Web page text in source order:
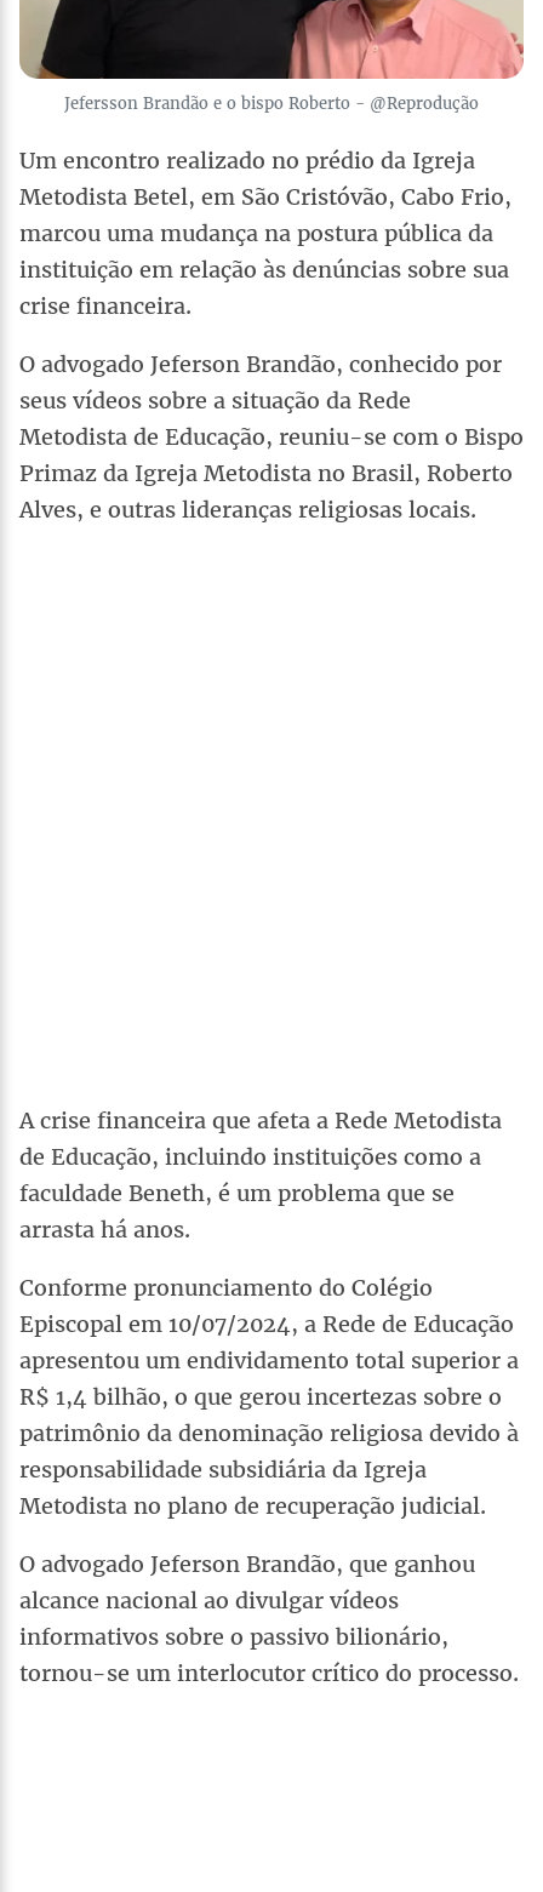
Jefersson Brandão e o bispo Roberto - @Reprodução
Um encontro realizado no prédio da Igreja
Metodista Betel, em São Cristóvão, Cabo Frio,
marcou uma mudança na postura pública da
instituição em relação às denúncias sobre sua
crise financeira.
O advogado Jeferson Brandão, conhecido por
seus vídeos sobre a situação da Rede
Metodista de Educação, reuniu-se com o Bispo
Primaz da Igreja Metodista no Brasil, Roberto
Alves, e outras lideranças religiosas locais.
A crise financeira que afeta a Rede Metodista
de Educação, incluindo instituições como a
faculdade Beneth, é um problema que se
arrasta há anos.
Conforme pronunciamento do Colégio
Episcopal em 10/07/2024, a Rede de Educação
apresentou um endividamento total superior a
R$ 1,4 bilhão, o que gerou incertezas sobre o
patrimônio da denominação religiosa devido à
responsabilidade subsidiária da Igreja
Metodista no plano de recuperação judicial.
O advogado Jeferson Brandão, que ganhou
alcance nacional ao divulgar vídeos
informativos sobre o passivo bilionário,
tornou-se um interlocutor crítico do processo.